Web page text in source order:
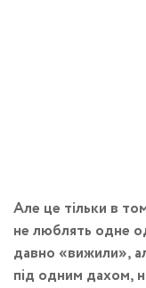
Але це тільки в
не люблять одне
давно «вижили»,
під одним дахом,